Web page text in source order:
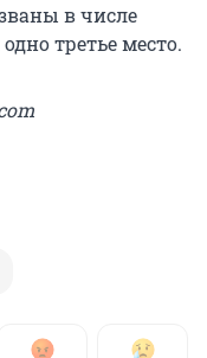
в числе
третье место.